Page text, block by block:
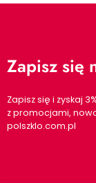
Zapisz się
Zapisz się i zyskaj
z promocjami,
polszklo.com.pl